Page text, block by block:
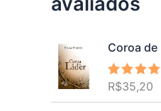
Coroa de
Avaliação
R$35,20